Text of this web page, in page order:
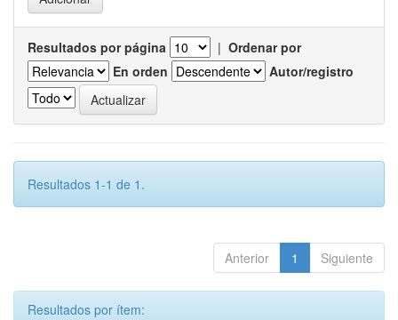
Resultados por página | Ordenar por
En orden
Autor/registro
Resultados 1-1 de 1.
Anterior 1 Siguiente
Resultados por ítem: